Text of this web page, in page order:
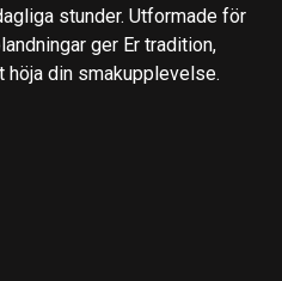
stunder. Utformade för
ger Er tradition,
din smakupplevelse.